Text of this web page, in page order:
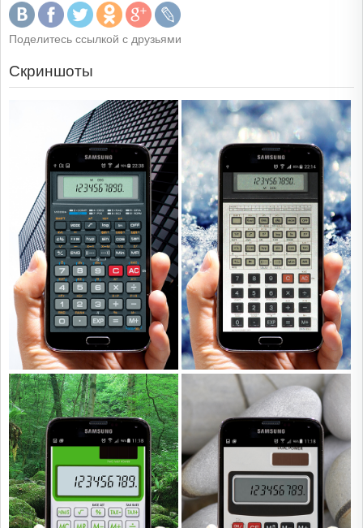
Поделитесь ссылкой с друзьями
Скриншоты